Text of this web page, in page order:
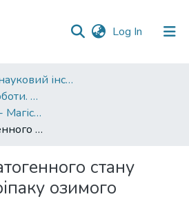
Log In (current)
Навчально-науковий інститут агротехнологій, селекції та екології
Кваліфікаційні роботи. ННІ агротехнологій, селекції та екології
201 «Агрономія» - Магістри 2021-2022
Аналіз фітопатогенного стану агроценозів ріпаку озимого
стану
озимого